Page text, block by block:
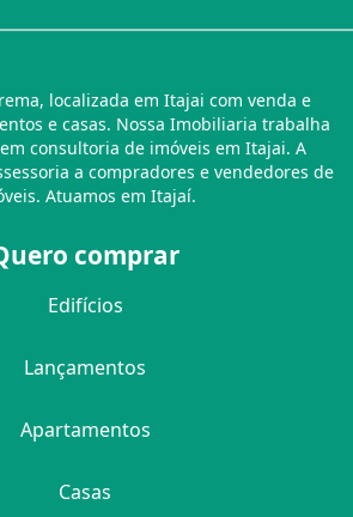
localizada em Itajai com venda e
e casas. Nossa Imobiliaria trabalha
consultoria de imóveis em Itajai. A
a compradores e vendedores de
Atuamos em Itajaí.
comprar
Edifícios
Lançamentos
Apartamentos
Casas